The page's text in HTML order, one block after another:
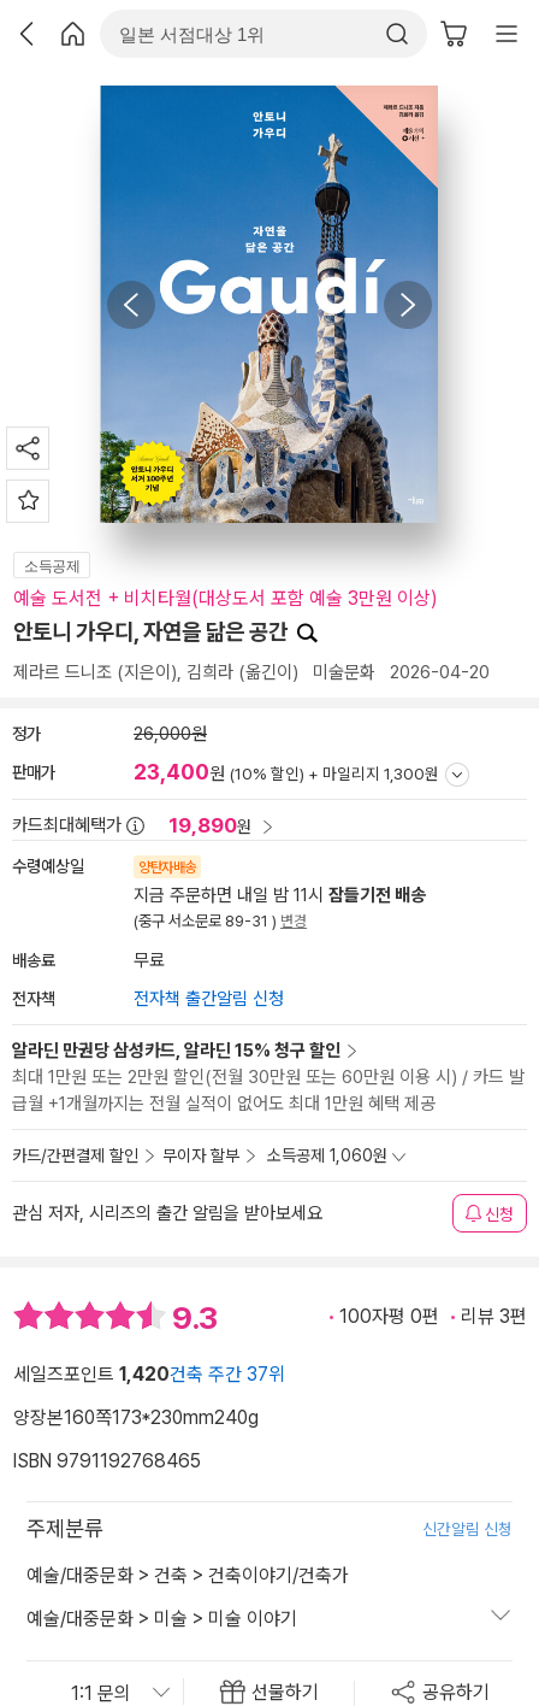
소득공제
예술 도서전 + 비치타월(대상도서 포함 예술 3만원 이상)
안토니 가우디, 자연을 닮은 공간
제라르 드니조 (지은이), 김희라 (옮긴이) 미술문화 2026-04-20
정가 26,000원
판매가 23,400원 (10% 할인) + 마일리지 1,300원
카드최대혜택가 19,890원
수령예상일 양탄자배송
지금 주문하면 내일 밤 11시 잠들기전 배송
(중구 서소문로 89-31 ) 변경
배송료 무료
전자책 전자책 출간알림 신청
알라딘 만권당 삼성카드, 알라딘 15% 청구 할인
최대 1만원 또는 2만원 할인(전월 30만원 또는 60만원 이용 시) / 카드 발
급월 +1개월까지는 전월 실적이 없어도 최대 1만원 혜택 제공
카드/간편결제 할인 무이자 할부 소득공제 1,060원
관심 저자, 시리즈의 출간 알림을 받아보세요 신청
9.3 100자평 0편 리뷰 3편
세일즈포인트 1,420건축 주간 37위
양장본160쪽173*230mm240g
ISBN 9791192768465
주제분류 신간알림 신청
예술/대중문화 > 건축 > 건축이야기/건축가
예술/대중문화 > 미술 > 미술 이야기
선물하기 공유하기